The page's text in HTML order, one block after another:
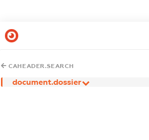
CAHEADER.SEARCH
document.dossier